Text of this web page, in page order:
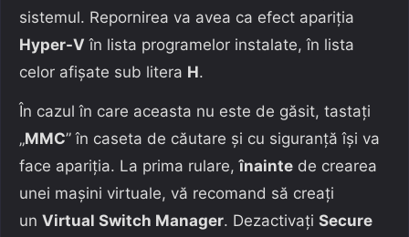
sistemul. Repornirea va avea ca efect apariția
Hyper-V în lista programelor instalate, în lista
celor afișate sub litera H.
În cazul în care aceasta nu este de găsit, tastați
„MMC” în caseta de căutare și cu siguranță își va
face apariția. La prima rulare,înainte de crearea
unei mașini virtuale, vă recomand să creați
un Virtual Switch Manager. Dezactivați Secure